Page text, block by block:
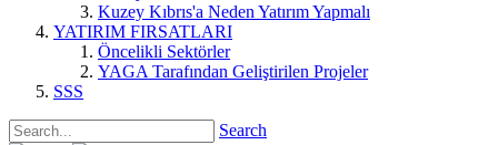
Kuzey Kıbrıs'a Neden Yatırım Yapmalı
YATIRIM FIRSATLARI
Öncelikli Sektörler
YAGA Tarafından Geliştirilen Projeler
SSS
Search